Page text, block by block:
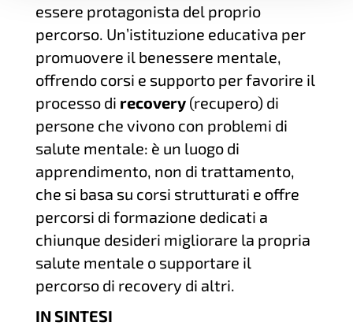
essere protagonista del proprio
percorso. Un’istituzione educativa per
promuovere il benessere mentale,
offrendo corsi e supporto per favorire il
processo di recovery(recupero) di
persone che vivono con problemi di
salute mentale: è un luogo di
apprendimento, non di trattamento,
che si basa su corsi strutturati e offre
percorsi di formazione dedicati a
chiunque desideri migliorare la propria
salute mentale o supportare il
percorso di recovery di altri.
IN SINTESI